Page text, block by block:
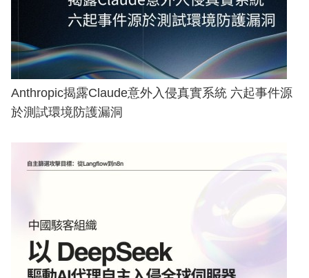
Anthropic揭露Claude意外入侵真實系統 六起事件源
於測試環境防護漏洞